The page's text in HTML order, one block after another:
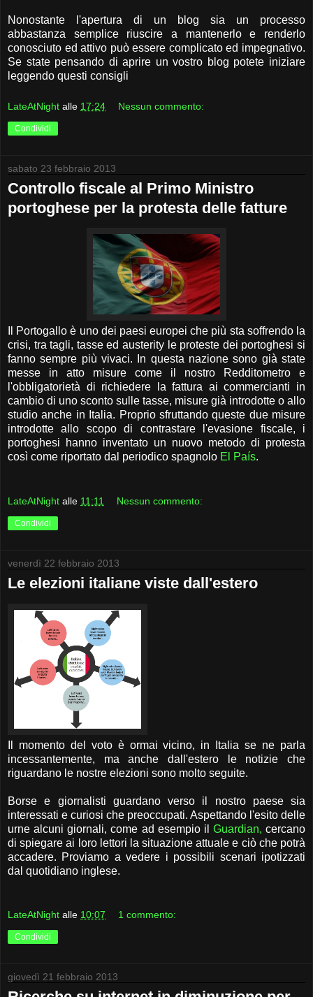
Nonostante l'apertura di un blog sia un processo
abbastanza semplice riuscire a mantenerlo e renderlo
conosciuto ed attivo può essere complicato ed impegnativo.
Se state pensando di aprire un vostro blog potete iniziare
leggendo questi consigli
LateAtNight alle 17:24 Nessun commento:
Condividi
sabato 23 febbraio 2013
Controllo fiscale al Primo Ministro
portoghese per la protesta delle fatture
Il Portogallo è uno dei paesi europei che più sta soffrendo la
crisi, tra tagli, tasse ed austerity le proteste dei portoghesi si
fanno sempre più vivaci. In questa nazione sono già state
messe in atto misure come il nostro Redditometro e
l'obbligatorietà di richiedere la fattura ai commercianti in
cambio di uno sconto sulle tasse, misure già introdotte o allo
studio anche in Italia. Proprio sfruttando queste due misure
introdotte allo scopo di contrastare l'evasione fiscale, i
portoghesi hanno inventato un nuovo metodo di protesta
così come riportato dal periodico spagnolo El País.
LateAtNight alle 11:11 Nessun commento:
Condividi
venerdì 22 febbraio 2013
Le elezioni italiane viste dall'estero
Il momento del voto è ormai vicino, in Italia se ne parla
incessantemente, ma anche dall'estero le notizie che
riguardano le nostre elezioni sono molto seguite.
Borse e giornalisti guardano verso il nostro paese sia
interessati e curiosi che preoccupati. Aspettando l'esito delle
urne alcuni giornali, come ad esempio il Guardian, cercano
di spiegare ai loro lettori la situazione attuale e ciò che potrà
accadere. Proviamo a vedere i possibili scenari ipotizzati
dal quotidiano inglese.
LateAtNight alle 10:07 1 commento:
Condividi
giovedì 21 febbraio 2013